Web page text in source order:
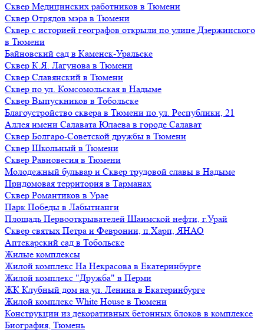
Сквер Медицинских работников в Тюмени
Сквер Отрядов мэра в Тюмени
Сквер с историей географов открыли по улице Дзержинского
в Тюмени
Байновский сад в Каменск-Уральске
Сквер К.Я. Лагунова в Тюмени
Сквер Славянский в Тюмени
Сквер по ул. Комсомольская в Надыме
Сквер Выпускников в Тобольске
Благоустройство сквера в Тюмени по ул. Республики, 21
Аллея имени Салавата Юлаева в городе Салават
Сквер Болгаро-Советской дружбы в Тюмени
Сквер Школьный в Тюмени
Сквер Равновесия в Тюмени
Молодежный бульвар и Сквер трудовой славы в Надыме
Придомовая территория в Тарманах
Сквер Романтиков в Урае
Парк Победы в Лабытнанги
Площадь Первооткрывателей Шаимской нефти, г.Урай
Сквер святых Петра и Февронии, п.Харп, ЯНАО
Аптекарский сад в Тобольске
Жилые комплексы
Жилой комплекс На Некрасова в Екатеринбурге
Жилой комплекс "Дружба" в Перми
ЖК Клубный дом на ул. Ленина в Екатеринбурге
Жилой комплекс White House в Тюмени
Конструкции из декоративных бетонных блоков в комплексе
Биография, Тюмень